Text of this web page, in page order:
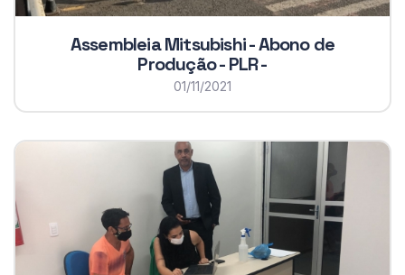
Assembleia Mitsubishi - Abono de
Produção - PLR -
01/11/2021